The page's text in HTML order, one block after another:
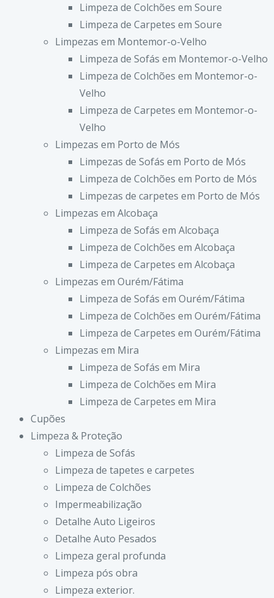
Limpeza de Colchões em Soure
Limpeza de Carpetes em Soure
Limpezas em Montemor-o-Velho
Limpeza de Sofás em Montemor-o-Velho
Limpeza de Colchões em Montemor-o-
Velho
Limpeza de Carpetes em Montemor-o-
Velho
Limpezas em Porto de Mós
Limpezas de Sofás em Porto de Mós
Limpeza de Colchões em Porto de Mós
Limpezas de carpetes em Porto de Mós
Limpezas em Alcobaça
Limpeza de Sofás em Alcobaça
Limpeza de Colchões em Alcobaça
Limpeza de Carpetes em Alcobaça
Limpezas em Ourém/Fátima
Limpeza de Sofás em Ourém/Fátima
Limpeza de Colchões em Ourém/Fátima
Limpeza de Carpetes em Ourém/Fátima
Limpezas em Mira
Limpeza de Sofás em Mira
Limpeza de Colchões em Mira
Limpeza de Carpetes em Mira
Cupões
Limpeza & Proteção
Limpeza de Sofás
Limpeza de tapetes e carpetes
Limpeza de Colchões
Impermeabilização
Detalhe Auto Ligeiros
Detalhe Auto Pesados
Limpeza geral profunda
Limpeza pós obra
Limpeza exterior.